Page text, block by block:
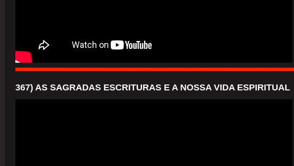
367) AS SAGRADAS ESCRITURAS E A NOSSA VIDA ESPIRITUAL